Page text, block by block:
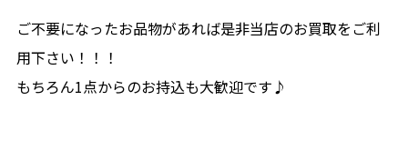
ご不要になったお品物があれば是非当店のお買取をご利
用下さい！！！
もちろん1点からのお持込も大歓迎です♪